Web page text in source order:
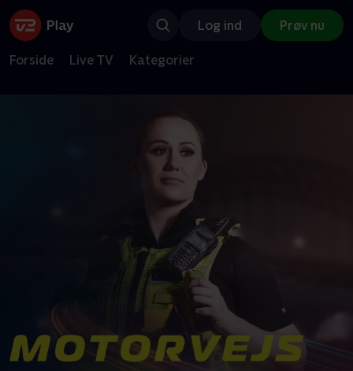
Log ind Prøv nu
Forside Live TV Kategorier